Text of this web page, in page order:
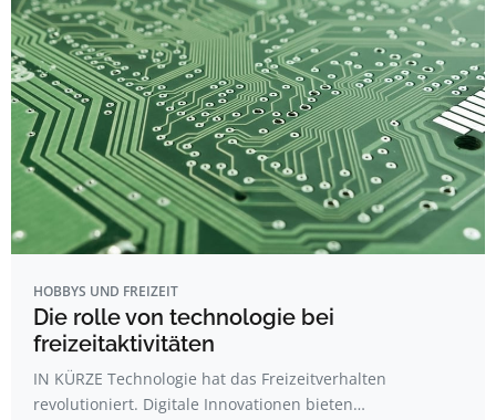
HOBBYS UND FREIZEIT
Die rolle von technologie bei
freizeitaktivitäten
IN KÜRZE Technologie hat das Freizeitverhalten
revolutioniert. Digitale Innovationen bieten…